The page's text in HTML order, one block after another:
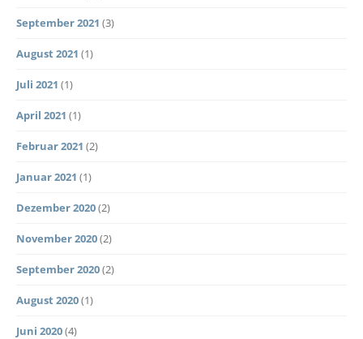
September 2021 (3)
August 2021 (1)
Juli 2021 (1)
April 2021 (1)
Februar 2021 (2)
Januar 2021 (1)
Dezember 2020(2)
November 2020(2)
September 2020(2)
August 2020(1)
Juni 2020(4)